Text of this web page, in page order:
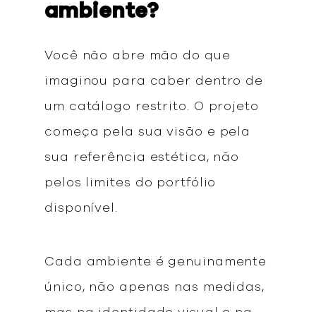
ambiente?
Você não abre mão do que
imaginou para caber dentro de
um catálogo restrito. O projeto
começa pela sua visão e pela
sua referência estética, não
pelos limites do portfólio
disponível.
Cada ambiente é genuinamente
único, não apenas nas medidas,